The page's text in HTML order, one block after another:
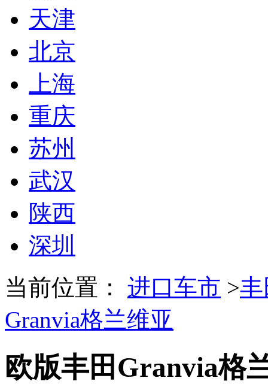
天津
北京
上海
重庆
苏州
武汉
陕西
深圳
当前位置：
进口车市 >丰
Granvia格兰维亚
欧版丰田Granvia格